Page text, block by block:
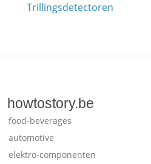
Trillingsdetectoren
howtostory.be
food-beverages
automotive
elektro-componenten